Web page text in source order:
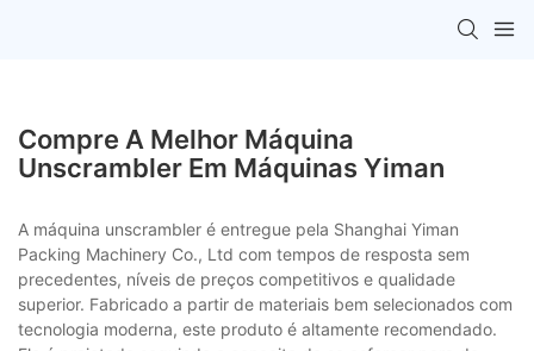
Compre A Melhor Máquina
Unscrambler Em Máquinas Yiman
A máquina unscrambler é entregue pela Shanghai Yiman
Packing Machinery Co., Ltd com tempos de resposta sem
precedentes, níveis de preços competitivos e qualidade
superior. Fabricado a partir de materiais bem selecionados com
tecnologia moderna, este produto é altamente recomendado.